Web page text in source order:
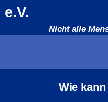
e.V.
Nicht alle
Wie